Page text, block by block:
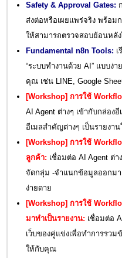
Safety & Approval Gates:
ส่งต่อหรือเผยแพร่จริง พร้อม
ให้สามารถตรวจสอบย้อนหลั
Fundamental n8n Tools:
“ระบบทำงานด้วย AI” แบบ
คุณ เช่น LINE, Google
[Workshop] การใช้
AI Agent ต่างๆ เข้ากับกล่อง
อีเมลสำคัญต่างๆ เป็นรายงา
[Workshop] การใช้
ลูกค้า: เชื่อมต่อ AI Agent ต่
จัดกลุ่ม -จำแนกข้อมูลออกมา
ง่ายดาย
[Workshop] การใช้
มาทำเป็นรายงาน: เชื่อมต่อ
เว็บของคู่แข่งเพื่อทำการรว
ให้กับคุณ